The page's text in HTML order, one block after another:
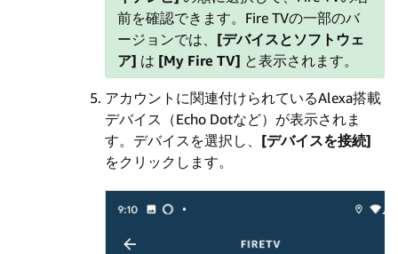
前を確認できます。Fire TVの一部のバ
ージョンでは、 [デバイスとソフトウェ
ア] は [My Fire TV] と表示されます。
アカウントに関連付けられているAlexa搭載
デバイス（Echo Dotなど）が表示されま
す。デバイスを選択し、 [デバイスを接続]
をクリックします。